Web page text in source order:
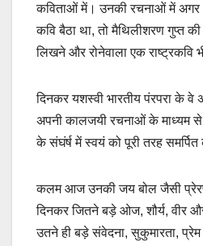
कविताओं में। उनकी रचनाओं में अगर
कवि बैठा था, तो मैथिलीशरण गुप्त की
लिखने और रोनेवाला एक राष्ट्रकवि
दिनकर यशस्वी भारतीय पंरपरा के वे
अपनी कालजयी रचनाओं के माध्यम से
के संघंर्ष में स्वयं को पूरी तरह समर्पित
कलम आज उनकी जय बोल जैसी
दिनकर जितने बड़े ओज, शौर्य, वीर
उतने ही बड़े संवेदना, सुकुमारता,